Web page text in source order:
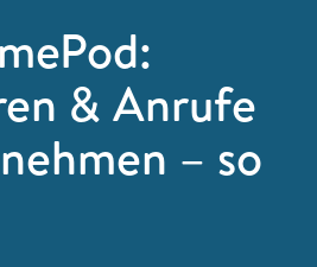
& Anrufe
– so